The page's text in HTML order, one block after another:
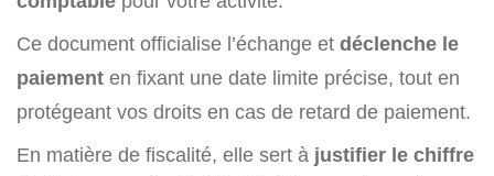
Ce document officialise l’échange et déclenche le
paiement en fixant une date limite précise, tout en
protégeant vos droits en cas de retard de paiement.
En matière de fiscalité, elle sert à justifier le chiffre